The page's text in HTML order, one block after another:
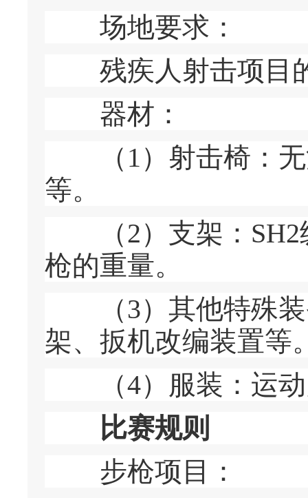
场地要求：
残疾人射击项目的
器材：
（1）射击椅：无
等。
（2）支架：SH2
枪的重量。
（3）其他特殊装
架、扳机改编装置等
（4）服装：运动
比赛规则
步枪项目：